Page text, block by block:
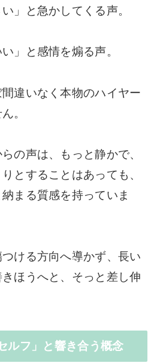
」と急かしてくる声。
」と感情を煽る声。
違いなく本物のハイヤー
。
の声は、もっと静かで、
とすることはあっても、
まる質感を持っていま
ける方向へ導かず、長い
ほうへと、そっと差し伸
ルフ」と響き合う概念